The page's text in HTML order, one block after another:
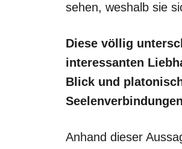
sehen, weshalb sie
Diese völlig
interessanten
Blick und
Anhand dieser